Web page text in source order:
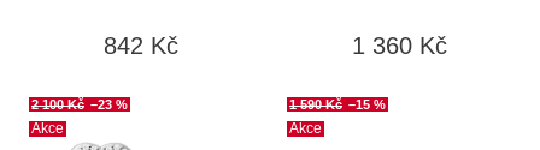
842 Kč 1 360 Kč
Akce
2 100 Kč –23 %
Akce
1 590 Kč –15 %